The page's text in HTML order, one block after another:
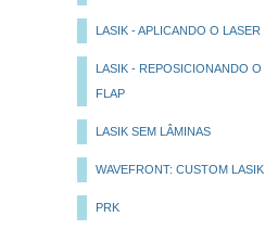
LASIK - APLICANDO O LASER
LASIK - REPOSICIONANDO O
FLAP
LASIK SEM LÂMINAS
WAVEFRONT: CUSTOM LASIK
PRK